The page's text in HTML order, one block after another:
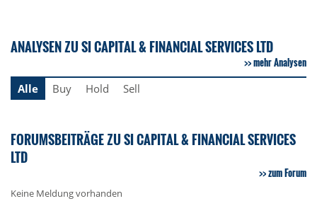
ANALYSEN ZU SI CAPITAL & FINANCIAL SERVICES LTD
mehr Analysen
Alle
Buy Hold Sell
FORUMSBEITRÄGE ZU SI CAPITAL & FINANCIAL SERVICES
LTD
zum Forum
Keine Meldung vorhanden